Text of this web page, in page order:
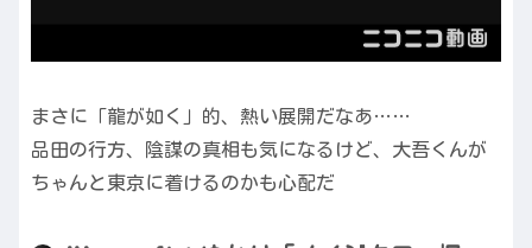
まさに「龍が如く」的、熱い展開だなあ……
品田の行方、陰謀の真相も気になるけど、大吾くんが
ちゃんと東京に着けるのかも心配だ